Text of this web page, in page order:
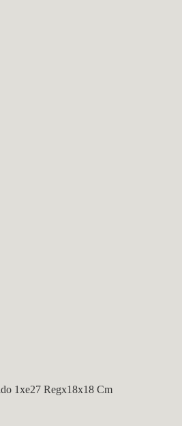
1xe27 Regx18x18 Cm